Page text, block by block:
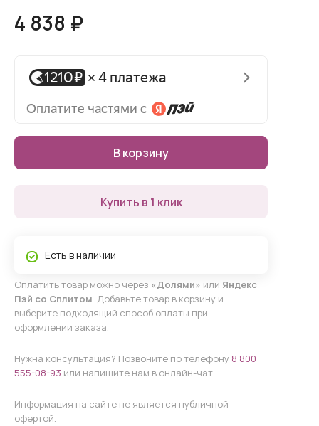
4 838 ₽
В корзину
Купить в 1 клик
Есть в наличии
Оплатить товар можно через «Долями» или Яндекс
Пэй со Сплитом. Добавьте товар в корзину и
выберите подходящий способ оплаты при
оформлении заказа.
Нужна консультация? Позвоните по телефону 8 800
555-08-93 или напишите нам в онлайн-чат.
Информация на сайте не является публичной
офертой.